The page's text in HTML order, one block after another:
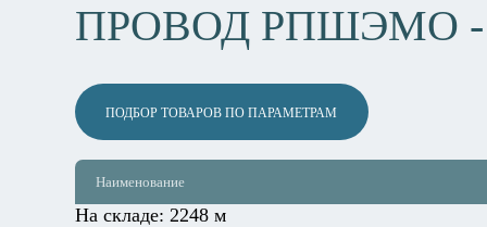
ПРОВОД РПШЭМО -
ПОДБОР ТОВАРОВ ПО ПАРАМЕТРАМ
Наименование
На складе: 2248 м